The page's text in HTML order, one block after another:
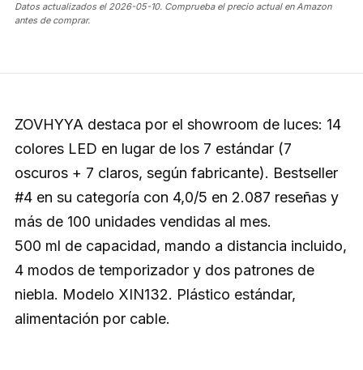
Datos actualizados el 2026-05-10. Comprueba el precio actual en Amazon
antes de comprar.
ZOVHYYA destaca por el showroom de luces: 14
colores LED en lugar de los 7 estándar (7
oscuros + 7 claros, según fabricante). Bestseller
#4 en su categoría con 4,0/5 en 2.087 reseñas y
más de 100 unidades vendidas al mes.
500 ml de capacidad, mando a distancia incluido,
4 modos de temporizador y dos patrones de
niebla. Modelo XIN132. Plástico estándar,
alimentación por cable.